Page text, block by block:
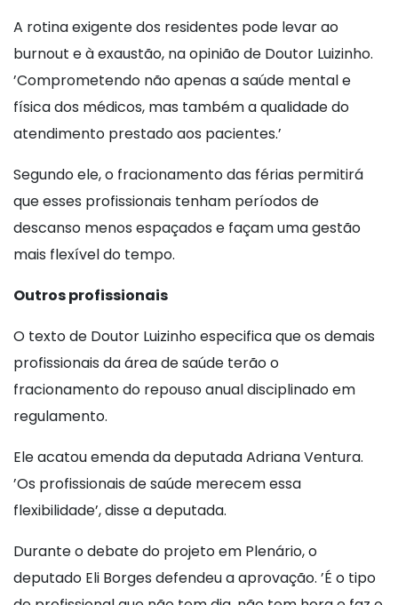
A rotina exigente dos residentes pode levar ao
burnout e à exaustão, na opinião de Doutor Luizinho.
’Comprometendo não apenas a saúde mental e
física dos médicos, mas também a qualidade do
atendimento prestado aos pacientes.’
Segundo ele, o fracionamento das férias permitirá
que esses profissionais tenham períodos de
descanso menos espaçados e façam uma gestão
mais flexível do tempo.
Outros profissionais
O texto de Doutor Luizinho especifica que os demais
profissionais da área de saúde terão o
fracionamento do repouso anual disciplinado em
regulamento.
Ele acatou emenda da deputada Adriana Ventura.
’Os profissionais de saúde merecem essa
flexibilidade’, disse a deputada.
Durante o debate do projeto em Plenário, o
deputado Eli Borges defendeu a aprovação. ’É o tipo